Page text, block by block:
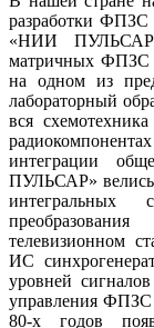
разработки ФПЗС
«НИИ
матричных ФПЗС
на одном из
лабораторный
вся
интеграции
ПУЛЬСАР» велись
телевизионном
ИС
уровней
управления ФПЗС
80-х годов